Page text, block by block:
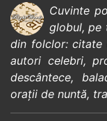
Cuvinte
globul, pe
din folclor:citate
autori celebri,
descântece,
orații de nuntă,